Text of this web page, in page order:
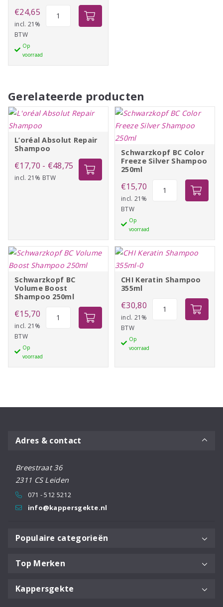
€24,65
incl. 21%
BTW
Op
voorraad
Gerelateerde producten
L’oréal Absolut Repair
Shampoo
€17,70 - €48,75 Prijsklasse:
€17,70
incl. 21% BTW
Schwarzkopf BC Color
Freeze Silver Shampoo
250ml
€15,70
incl. 21%
BTW
Op
voorraad
Schwarzkopf
Shampoo
Schwarzkopf BC
Volume Boost
Shampoo 250ml
€15,70
incl. 21%
BTW
Op
voorraad
Schwarzkopf
CHI Keratin Shampoo
355ml
€30,80
incl. 21%
BTW
Op
voorraad
Adres & contact
Breestraat 36
2311 CS Leiden
071 - 512 5212
info@kappersgekte.nl
Populaire categorieën
Top Merken
Kappersgekte